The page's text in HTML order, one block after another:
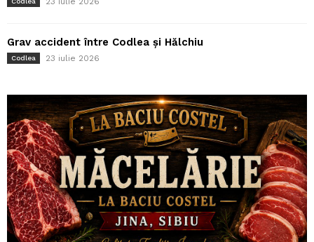
Grav accident între Codlea și Hălchiu
Codlea 23 iulie 2026